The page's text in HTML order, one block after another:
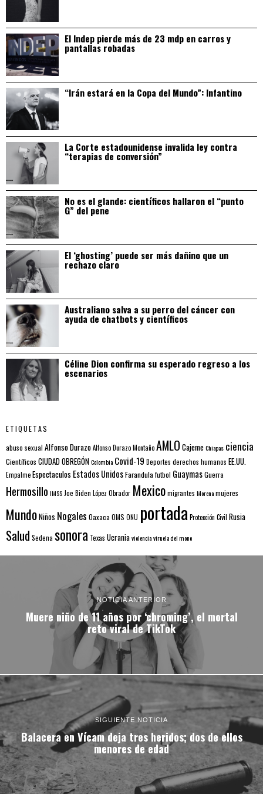
El Indep pierde más de 23 mdp en carros y
pantallas robadas
“Irán estará en la Copa del Mundo”: Infantino
La Corte estadounidense invalida ley contra
“terapias de conversión”
No es el glande: científicos hallaron el “punto
G” del pene
El ‘ghosting’ puede ser más dañino que un
rechazo claro
Australiano salva a su perro del cáncer con
ayuda de chatbots y científicos
Céline Dion confirma su esperado regreso a los
escenarios
ETIQUETAS
abuso sexual Alfonso DurazoAlfonso Durazo MontañoAMLO CajemeChiapas ciencia
Científicos CIUDAD OBREGÓNColombia Covid-19 Deportes derechos humanos EE.UU.
EmpalmeEspectaculos Estados UnidosFarandulafutbol GuaymasGuerra
Hermosillo IMSS Joe Biden López Obrador Mexicomigrantes Morenamujeres
MundoNiños Nogales Oaxaca OMS ONU portada Protección Civil Rusia
Salud Sedena sonora Texas Ucraniaviolenciaviruela del mono
NOTICIA ANTERIOR
Muere niño de 11 años por ‘chroming’, el mortal
reto viral de TikTok
SIGUIENTE NOTICIA
Balacera en Vícam deja tres heridos; dos de ellos
menores de edad